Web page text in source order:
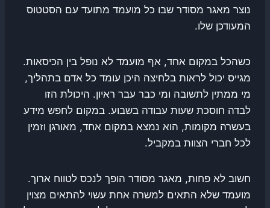
נוצר מאגר מסודר שבו כל מועמד מתועד עם הסטטוס
המעודכן שלו.
כשהכל במקום אחד, אף מועמד לא נופל בין הכיסאות.
מגייס יכול לראות בלחיצה היכן עומד כל אדם בתהליך,
מי ממתין לתשובה ומי כבר עבר ראיון. היכולת הזו
לבדה חוסכת שעות עבודה בשבוע. במקום לחפש מידע
בעשרה מקומות, הוא נמצא במקום אחד, מאורגן וזמין
לכל חברי הצוות במקביל.
חשוב לא פחות, מאגר מסודר הופך לנכס לטווח ארוך.
מועמד שלא התאים למשרה אחת עשוי להתאים מצוין